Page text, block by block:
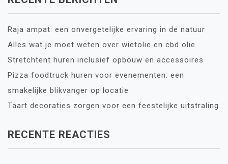
Raja ampat: een onvergetelijke ervaring in de natuur
Alles wat je moet weten over wietolie en cbd olie
Stretchtent huren inclusief opbouw en accessoires
Pizza foodtruck huren voor evenementen: een
smakelijke blikvanger op locatie
Taart decoraties zorgen voor een feestelijke uitstraling
RECENTE REACTIES